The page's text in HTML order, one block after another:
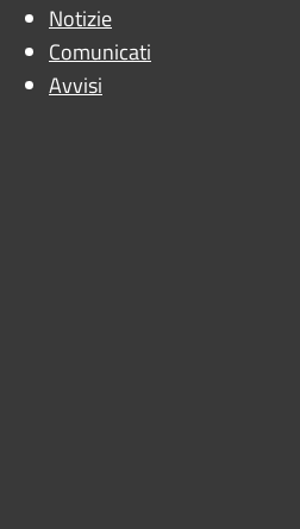
Notizie
Comunicati
Avvisi